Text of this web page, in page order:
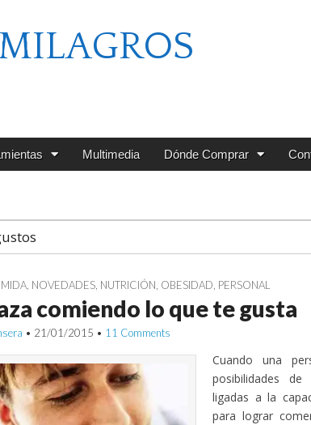
Multimedia Dónde Comprar
, NOVEDADES, NUTRICIÓN, OBESIDAD, PERSONAL
comiendo lo que te gusta
• 21/01/2015 • 11 Comments
Cuando una
posibilidades
ligadas a la
para lograr